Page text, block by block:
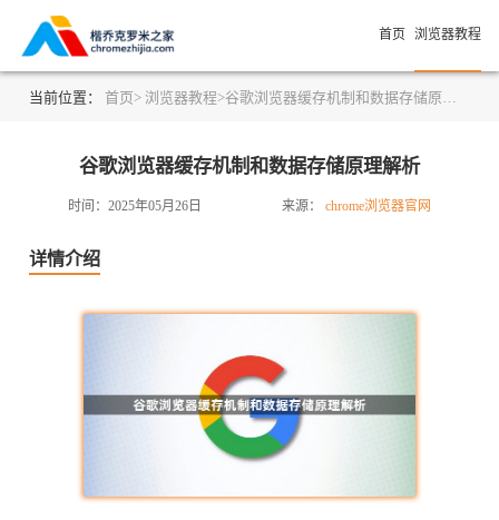
首页 浏览器教程
当前位置： 首页> 浏览器教程>谷歌浏览器缓存机制和数据存储原理解析
谷歌浏览器缓存机制和数据存储原理解析
时间：2025年05月26日 来源： chrome浏览器官网
详情介绍